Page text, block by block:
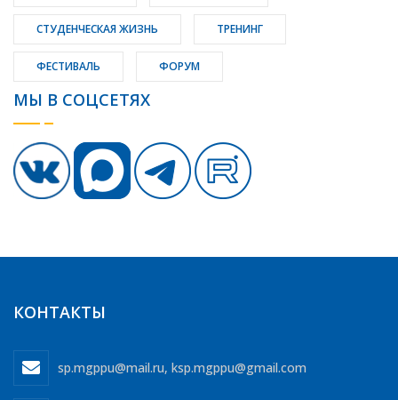
СТУДЕНЧЕСКАЯ ЖИЗНЬ ТРЕНИНГ
ФЕСТИВАЛЬ ФОРУМ
МЫ В СОЦСЕТЯХ
КОНТАКТЫ
sp.mgppu@mail.ru, ksp.mgppu@gmail.com